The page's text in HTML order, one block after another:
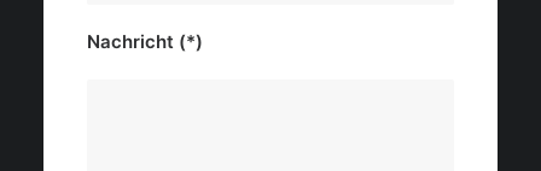
Nachricht (*)